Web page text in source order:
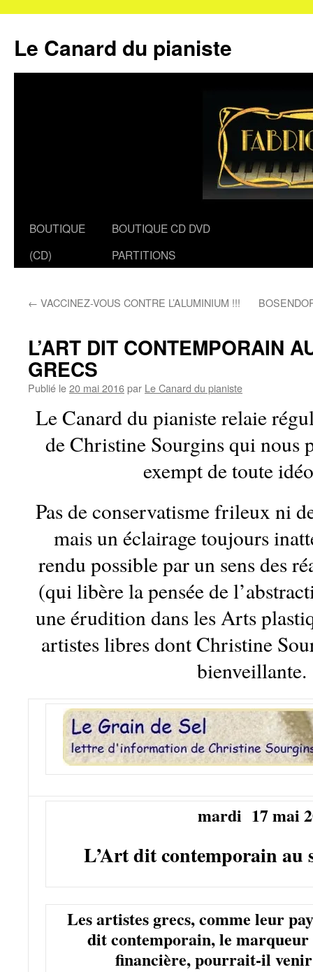
Le Canard du pianiste
Aller
BOUTIQUE
(CD)
BOUTIQUE CD DVD
PARTITIONS
← VACCINEZ-VOUS CONTRE L’ALUMINIUM !!!
L’ART DIT CONTEMPORAIN
GRECS
Publié le20 mai 2016par Le Canard du pianiste
Le Canard du pianiste relaie
de Christine Sourgins qui nous
exempt de toute
Pas de conservatisme frileux ni
mais un éclairage toujours
rendu possible par un sens des
(qui libère la pensée de
une érudition dans les Arts
artistes libres dont Christine
bienveillante.
mardi 17 mai
L’Art dit contemporain au
Les artistes grecs, comme leur
dit contemporain, le
financière, pourrait-il